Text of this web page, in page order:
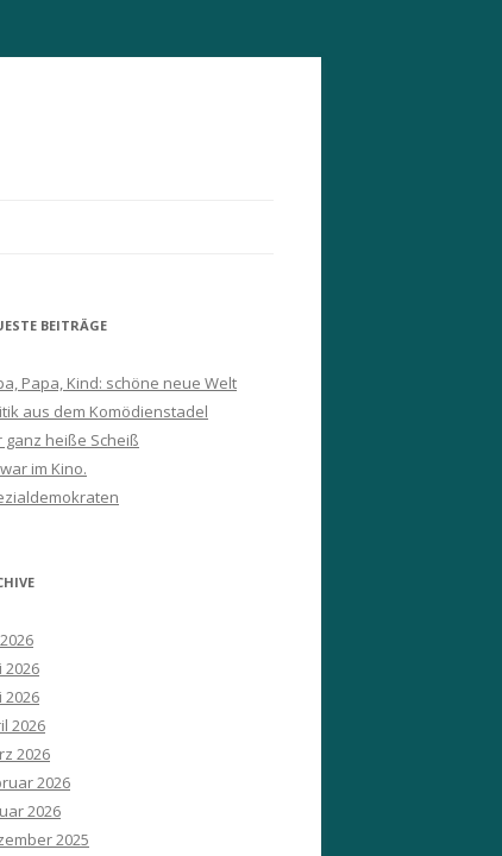
BEITRÄGE
Papa, Kind: schöne neue Welt
aus dem Komödienstadel
ganz heiße Scheiß
im Kino.
2026
2026
2026
2026
2026
2026
2025